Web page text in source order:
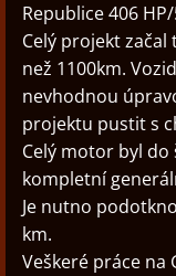
Republice 406
Celý projekt
než 1100km.
nevhodnou
projektu pustit s
Celý motor byl
kompletní
Je nutno
km.
Veškeré práce